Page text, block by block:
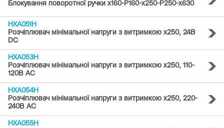
Блокування поворотної ручки x160-P160-x250-P250-x630
HXA051H
Розчіплювач мінімальної напруги з витримкою x250, 24В
DC
HXA053H
Розчіплювач мінімальної напруги з витримкою x250, 110-
120В АС
HXA054H
Розчіплювач мінімальної напруги з витримкою x250, 220-
240В АС
HXA055H